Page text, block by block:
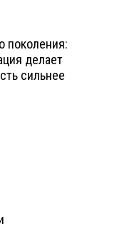
поколения:
делает
сильнее